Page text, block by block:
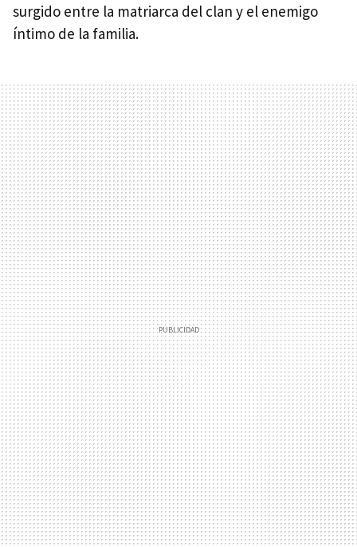
surgido entre la matriarca del clan y el enemigo
íntimo de la familia.